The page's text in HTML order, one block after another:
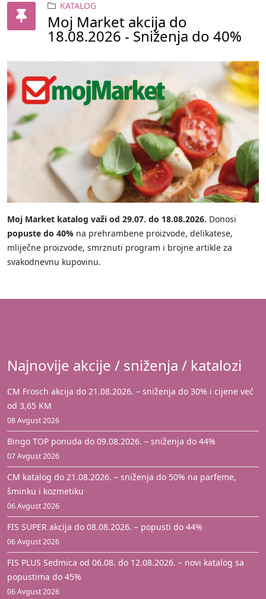
KATALOG
Moj Market akcija do
18.08.2026 - Sniženja do 40%
Moj Market katalog važi od 29.07. do 18.08.2026. Donosi
popuste do 40% na prehrambene proizvode, delikatese,
mliječne proizvode, smrznuti program i brojne artikle za
svakodnevnu kupovinu.
Najnovije akcije / sniženja / katalozi
CM Frosch akcija do 21.08.2026. – sniženja do 30% i cijene već
od 3,65 KM
08 Avgust 2026
Bingo TOP ponuda do 09.08.2026. – sniženja do 44%
07 Avgust 2026
CM katalog do 21.08.2026. – sniženja do 50% na parfeme,
šminku i kozmetiku
06 Avgust 2026
FIS SUPER akcija do 08.08.2026. – popusti do 44%
06 Avgust 2026
FIS PLUS Sedmica od 06.08. do 12.08.2026. – novi katalog sa
popustima do 45%
06 Avgust 2026